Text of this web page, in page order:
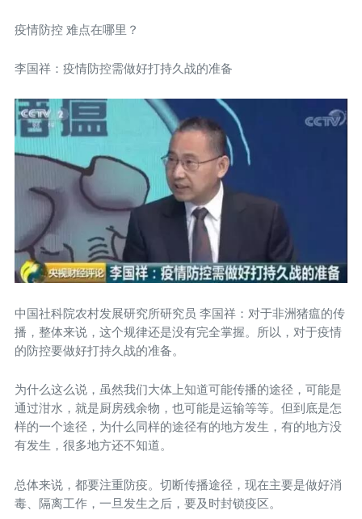
疫情防控 难点在哪里？
李国祥：疫情防控需做好打持久战的准备
中国社科院农村发展研究所研究员 李国祥：对于非洲猪瘟的传
播，整体来说，这个规律还是没有完全掌握。所以，对于疫情
的防控要做好打持久战的准备。
为什么这么说，虽然我们大体上知道可能传播的途径，可能是
通过泔水，就是厨房残余物，也可能是运输等等。但到底是怎
样的一个途径，为什么同样的途径有的地方发生，有的地方没
有发生，很多地方还不知道。
总体来说，都要注重防疫。切断传播途径，现在主要是做好消
毒、隔离工作，一旦发生之后，要及时封锁疫区。